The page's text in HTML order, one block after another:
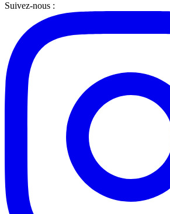
Suivez-nous :